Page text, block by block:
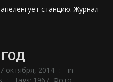
станцию. Журнал
октября, 2014
in